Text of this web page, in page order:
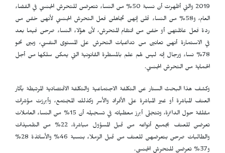
2019 والتي أظهرت أن نسبة 50% من النساء تتعرضن للتحرش الجنسي في الفضاء
العام، و58% من النساء قلن إنهن تجاهلن فعل التحرش الجنسي لأنهن خفن من
ردة فعل عائلتهن أو خفن من انتقام المتحرش، لأن هؤلاء النساء صرحن فيما بعد
في الاستمارة أنهن تعانين من تداعيات التحرش على المستوى النفسي، وبين نحو
78% نساء ورجال إنه ليس لهم علم بالمسطرة القانونية التي يمكن سلكها من أجل
الحماية من التحرش الجنسي.
وكشف هذا البحث الستار عن التكلفة الاجتماعية والتكلفة الاقتصادية المرتبطة بآثار
العنف المباشرة أو غير المباشرة على الأفراد والأسر وكذلك المجتمع، وأبرزت مؤشرات
مقلقة حول الدائرة، وتتجلى أبرز معطياته في تسجيله أن 15% من النساء العاملات
تعرضن للعنف بجميع أنواعه من قبل المسؤول مباشرة، 22% من التلميذات
والطالبات صرحن بتعرضهن للعنف من قبل الزملاء بنسبة 46% والأساتذة 28%
و37% تعرضن للتحرش الجنسي.